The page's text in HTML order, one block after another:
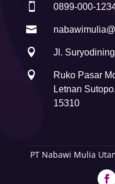
 0899-000-

 Jl.

Ruko Pasar
Letnan
15310
PT Nabawi Mulia